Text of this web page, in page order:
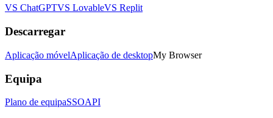
VS ChatGPTVS LovableVS Replit
Descarregar
Aplicação móvelAplicação de desktopMy Browser
Equipa
Plano de equipaSSOAPI